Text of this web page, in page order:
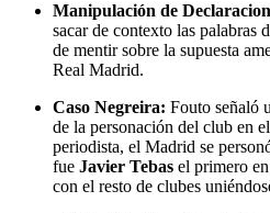
Manipulación de
sacar de contexto las palabras
de mentir sobre la supuesta
Real Madrid.
Caso Negreira: Fouto señaló
de la personación del club en
periodista, el Madrid se
fue Javier Tebas el primero
con el resto de clubes